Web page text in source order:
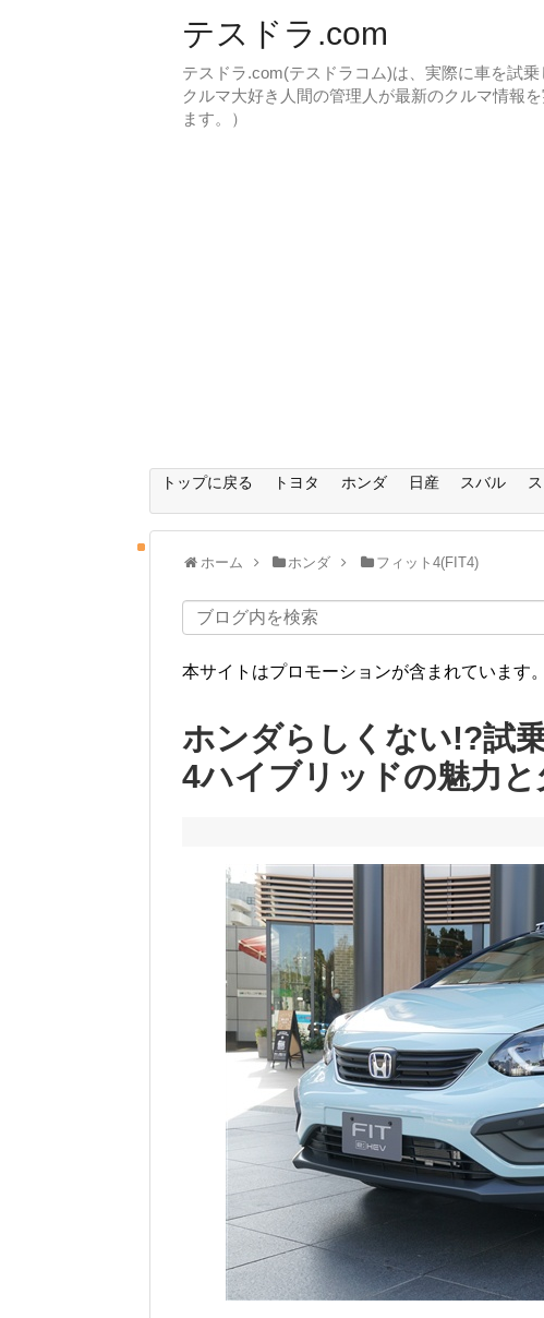
テスドラ.com
テスドラ.com(テスドラコム)は、実際に車を試
クルマ大好き人間の管理人が最新のクルマ情報
ます。）
トップに戻る トヨタ ホンダ 日産 スバル
ホーム ホンダ フィット4(FIT4)
本サイトはプロモーションが含まれています。
ホンダらしくない!?試
4ハイブリッドの魅力と